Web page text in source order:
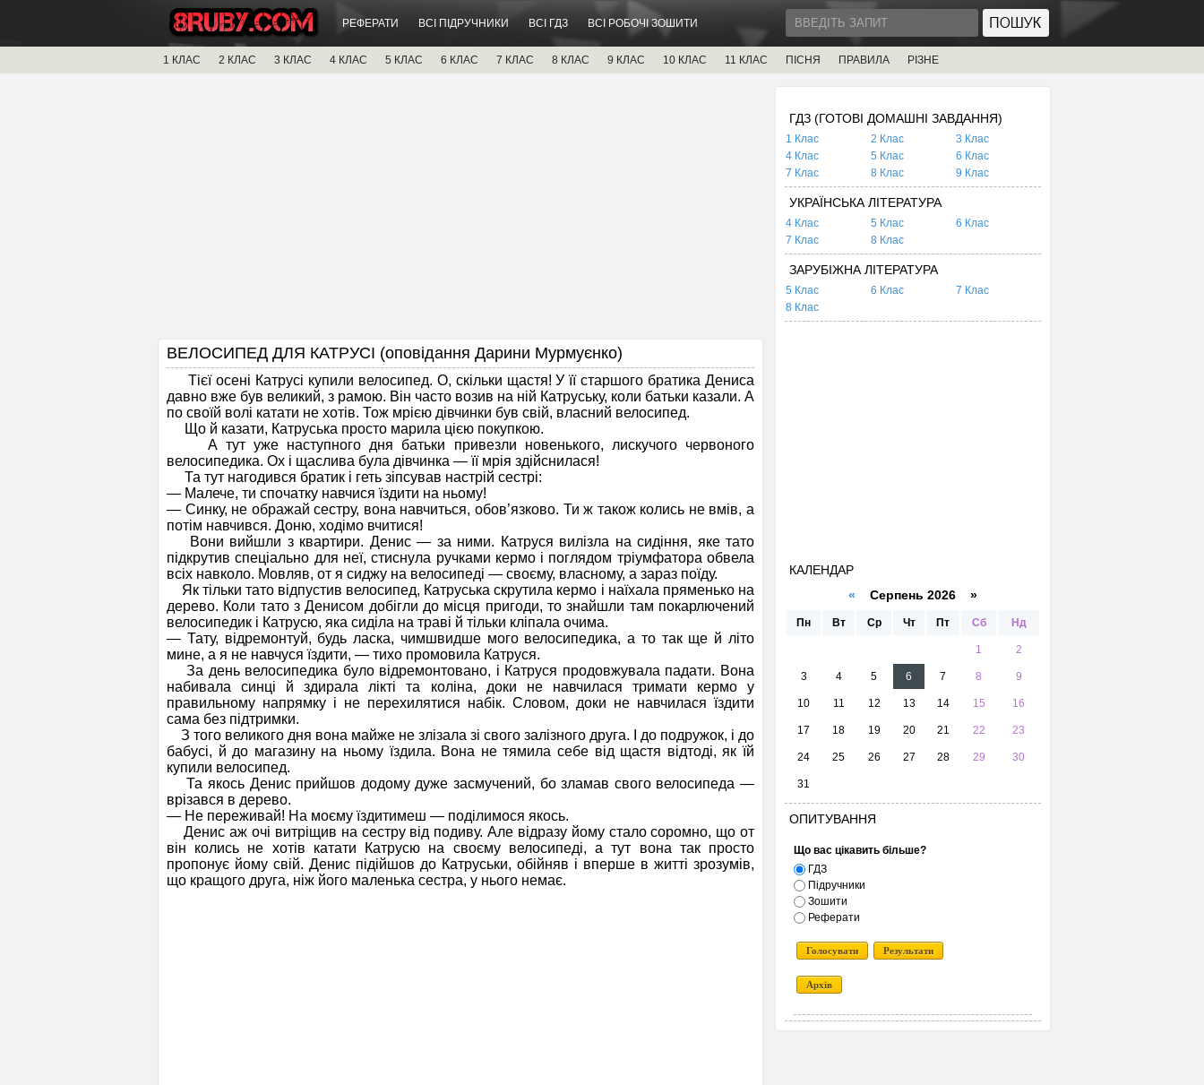
РЕФЕРАТИ ВСІ ПІДРУЧНИКИ ВСІ ГДЗ ВСІ РОБОЧІ ЗОШИТИ
1 КЛАС 2 КЛАС 3 КЛАС 4 КЛАС 5 КЛАС 6 КЛАС 7 КЛАС 8 КЛАС 9 КЛАС 10 КЛАС 11 КЛАС ПІСНЯ ПРАВИЛА РІЗНЕ
ВЕЛОСИПЕД ДЛЯ КАТРУСІ (оповідання Дарини Мурмуєнко)
Тієї осені Катрусі купили велосипед. О, скільки щастя! У її старшого братика Дениса
давно вже був великий, з рамою. Він часто возив на ній Катруську, коли батьки казали. А
по своїй волі катати не хотів. Тож мрією дівчинки був свій, власний велосипед.
Що й казати, Катруська просто марила цією покупкою.
А тут уже наступного дня батьки привезли новенького, лискучого червоного
велосипедика. Ох і щаслива була дівчинка — її мрія здійснилася!
Та тут нагодився братик і геть зіпсував настрій сестрі:
— Малече, ти спочатку навчися їздити на ньому!
— Синку, не ображай сестру, вона навчиться, обов’язково. Ти ж також колись не вмів, а
потім навчився. Доню, ходімо вчитися!
Вони вийшли з квартири. Денис — за ними. Катруся вилізла на сидіння, яке тато
підкрутив спеціально для неї, стиснула ручками кермо і поглядом тріумфатора обвела
всіх навколо. Мовляв, от я сиджу на велосипеді — своєму, власному, а зараз поїду.
Як тільки тато відпустив велосипед, Катруська скрутила кермо і наїхала пряменько на
дерево. Коли тато з Денисом добігли до місця пригоди, то знайшли там покарлючений
велосипедик і Катрусю, яка сиділа на траві й тільки кліпала очима.
— Тату, відремонтуй, будь ласка, чимшвидше мого велосипедика, а то так ще й літо
мине, а я не навчуся їздити, — тихо промовила Катруся.
За день велосипедика було відремонтовано, і Катруся продовжувала падати. Вона
набивала синці й здирала лікті та коліна, доки не навчилася тримати кермо у
правильному напрямку і не перехилятися набік. Словом, доки не навчилася їздити
сама без підтримки.
З того великого дня вона майже не злізала зі свого залізного друга. І до подружок, і до
бабусі, й до магазину на ньому їздила. Вона не тямила себе від щастя відтоді, як їй
купили велосипед.
Та якось Денис прийшов додому дуже засмучений, бо зламав свого велосипеда —
врізався в дерево.
— Не переживай! На моєму їздитимеш — поділимося якось.
Денис аж очі витріщив на сестру від подиву. Але відразу йому стало соромно, що от
він колись не хотів катати Катрусю на своєму велосипеді, а тут вона так просто
пропонує йому свій. Денис підійшов до Катруськи, обійняв і вперше в житті зрозумів,
що кращого друга, ніж його маленька сестра, у нього немає.
ГДЗ (ГОТОВІ ДОМАШНІ ЗАВДАННЯ)
1 Клас 2 Клас
3 Клас
4 Клас
5 Клас
6 Клас
7 Клас
8 Клас 9 Клас
УКРАЇНСЬКА ЛІТЕРАТУРА
4 Клас 5 Клас
6 Клас
7 Клас
8 Клас
ЗАРУБІЖНА ЛІТЕРАТУРА
5 Клас 6 Клас
7 Клас
8 Клас
КАЛЕНДАР
« Серпень 2026 »
Пн Вт Ср Чт Пт Сб Нд
1 2
3 4 5 6 7 8 9
10 11 12 13 14 15 16
17 18 19 20 21 22 23
24 25 26 27 28 29 30
31
ОПИТУВАННЯ
Що вас цікавить більше?
ГДЗ
Підручники
Зошити
Реферати
Голосувати Результати
Архів